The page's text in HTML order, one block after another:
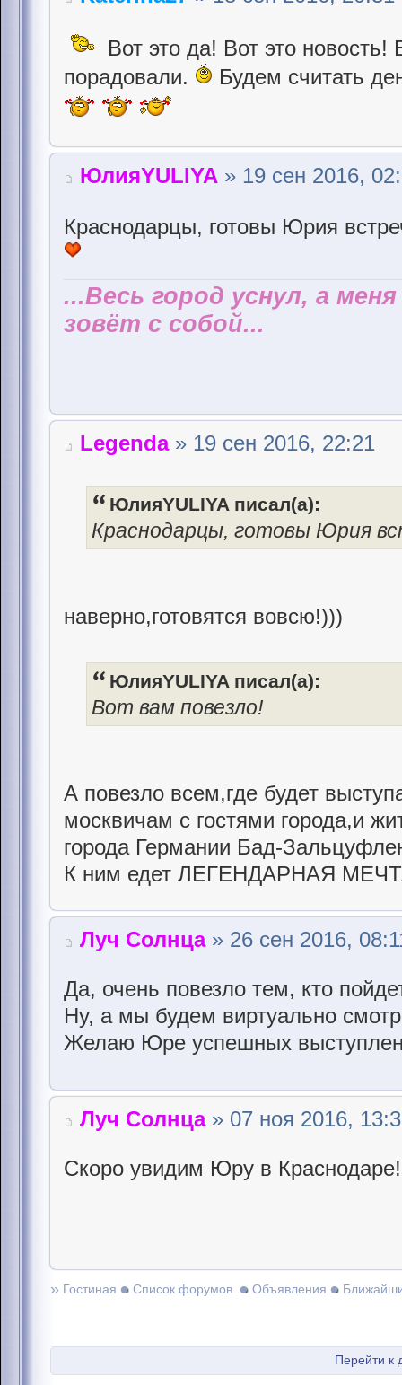
Вот это да! Вот это новость!
порадовали.
Будем считать
ЮлияYULIYA » 19 сен 2016,
Краснодарцы, готовы Юрия
...Весь город уснул, а
зовёт с собой...
Legenda» 19 сен 2016, 22:21
ЮлияYULIYA писал(а):
Краснодарцы, готовы Юрия
наверно,готовятся вовсю!)))
ЮлияYULIYA писал(а):
Вот вам повезло!
А повезло всем,где будет
москвичам с гостями города,и
города Германии Бад-
К ним едет ЛЕГЕНДАРНАЯ
Луч Солнца» 26 сен 2016,
Да, очень повезло тем, кто
Ну, а мы будем виртуально
Желаю Юре успешных
Луч Солнца» 07 ноя 2016,
Скоро увидим Юру в
» Гостиная Список форумов Объявления
Перейти к